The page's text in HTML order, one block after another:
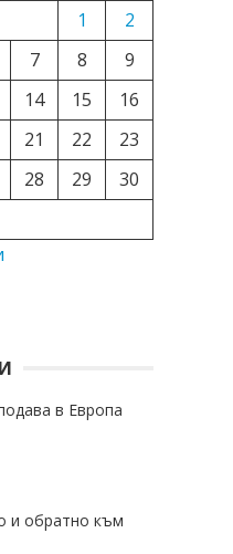
1
2
7 8
9
14 15
16
21 22
23
28 29
30
в Европа
и обратно към